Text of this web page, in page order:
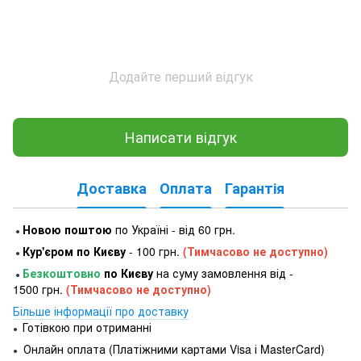
Додайте перший відгук
Написати відгук
Доставка Оплата Гарантія
● Новою поштою по Україні - від 60 грн.
● Кур'єром по Києву - 100 грн. (Тимчасово не доступно)
● Безкоштовно по Києву на суму замовлення від -
1500 грн. (Тимчасово не доступно)
Більше інформації про доставку
● Готівкою при отриманні
● Онлайн оплата (Платіжними картами Visa і MasterCard)